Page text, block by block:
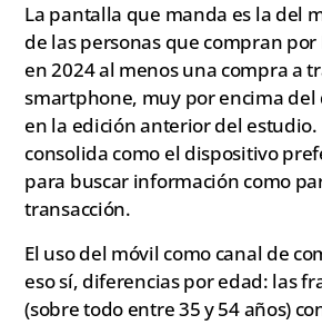
La pantalla que manda es la del
de las personas que compran
en 2024 al menos una compra a
smartphone, muy por encima del
en la edición anterior del estudio.
consolida como el dispositivo
para buscar información como
transacción.
El uso del móvil como canal de
eso sí, diferencias por edad: las
(sobre todo entre 35 y 54 años)